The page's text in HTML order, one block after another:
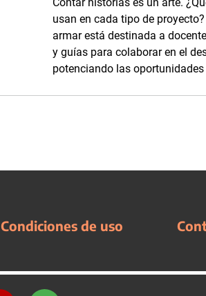
usan en cada tipo de
armar está destinada a
y guías para colaborar en el
potenciando las
Condiciones de uso